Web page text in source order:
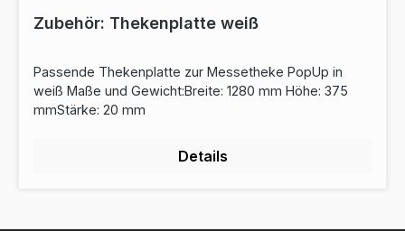
Zubehör: Thekenplatte weiß
Passende Thekenplatte zur Messetheke PopUp in
weiß Maße und Gewicht:Breite: 1280 mm Höhe: 375
mmStärke: 20 mm
Details